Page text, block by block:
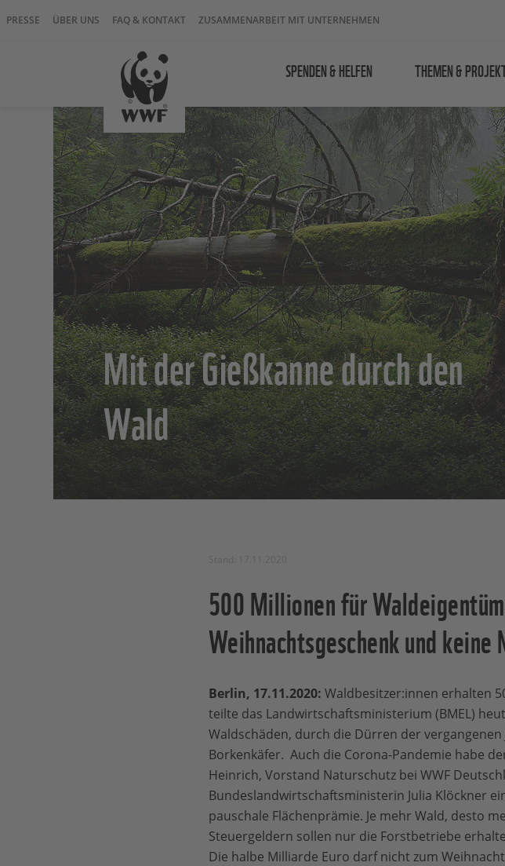
PRESSE ÜBER UNS FAQ & KONTAKT ZUSAMMENARBEIT MIT UNTERNEHMEN
SPENDEN & HELFEN THEMEN &
Mit der Gießkanne durch den
Wald
500 Millionen für
Weihnachtsgeschenk und
Berlin, 17.11.2020: Waldbesitzer:innen erhalten
teilte das Landwirtschaftsministerium (BMEL)
Waldschäden, durch die Dürren der
Borkenkäfer. Auch die Corona-Pandemie habe
Heinrich, Vorstand Naturschutz bei WWF
Bundeslandwirtschaftsministerin Julia Klöckner
pauschale Flächenprämie. Je mehr Wald, desto
Steuergeldern sollen nur die Forstbetriebe
Die halbe Milliarde Euro darf nicht zum